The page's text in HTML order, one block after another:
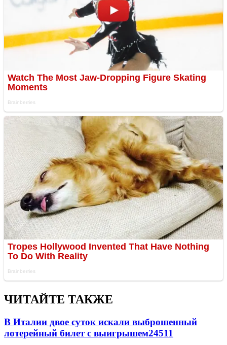
ЧИТАЙТЕ ТАКЖЕ
В Италии двое суток искали выброшенный
лотерейный билет с выигрышем24511